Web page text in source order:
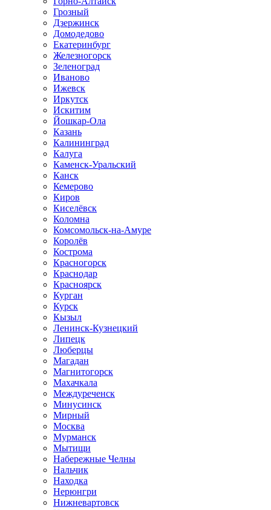
Грозный
Дзержинск
Домодедово
Екатеринбург
Железногорск
Зеленоград
Иваново
Ижевск
Иркутск
Искитим
Йошкар-Ола
Казань
Калининград
Калуга
Каменск-Уральский
Канск
Кемерово
Киров
Киселёвск
Коломна
Комсомольск-на-Амуре
Королёв
Кострома
Красногорск
Краснодар
Красноярск
Курган
Курск
Кызыл
Ленинск-Кузнецкий
Липецк
Люберцы
Магадан
Магнитогорск
Махачкала
Междуреченск
Минусинск
Мирный
Москва
Мурманск
Мытищи
Набережные Челны
Нальчик
Находка
Нерюнгри
Нижневартовск